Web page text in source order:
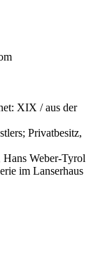
XIX / aus der
Privatbesitz,
Weber-Tyrol
im Lanserhaus